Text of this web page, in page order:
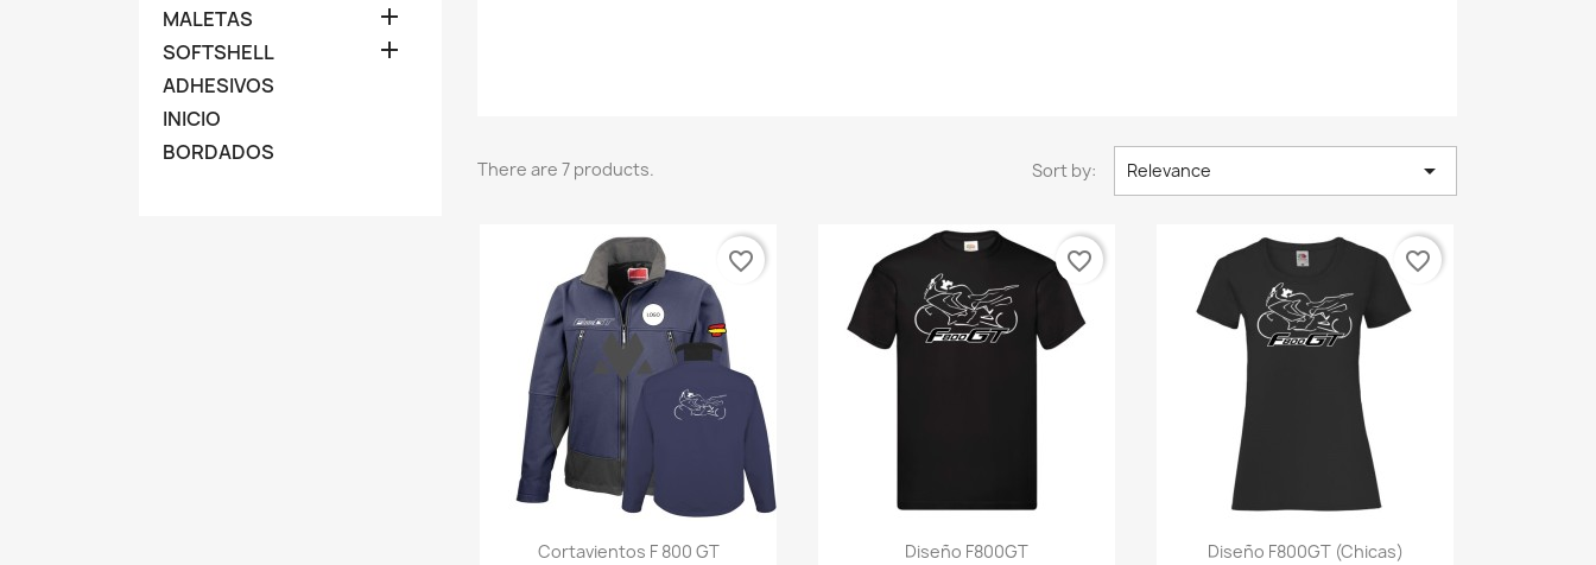
MALETAS 
SOFTSHELL 
ADHESIVOS
INICIO
BORDADOS
There are 7 products. Sort by: Relevance 
Quick view
Cortavientos F 800 GT
favorite_border
Quick view
Diseño F800GT
favorite_border
Quick view
Diseño F800GT (Chicas)
favorite_border